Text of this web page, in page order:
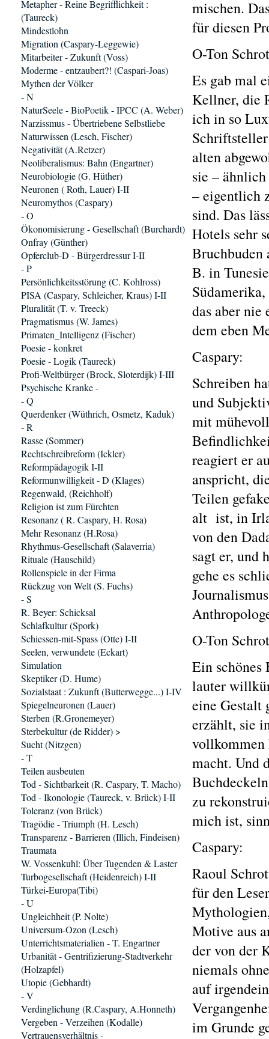
mischen.
für diesen
O-Ton
Es gab mal
Kellner, die
ich in so
alten
sie –
– eigentlich
sind. Das
Hotels sehr
Bruchbuden
B. in
das aber nie
dem eben
Caspary:
Schreiben
und
mit
reagiert er
anspricht,
Teilen
alt ist, in
von den
sagt er, und
gehe es
O-Ton
Ein schönes
lauter
eine Gestalt
erzählt, sie
macht. Und
zu
mich ist,
Caspary:
Raoul
für den
Motive aus
der von der
niemals
auf
im Grunde
Metapher - Reine Begrifflichkeit :
(Taureck)
Mindestlohn
Migration (Caspary-Leggewie)
Mitarbeiter - Zukunft (Voss)
Moderme - entzaubert?! (Caspari-Joas)
Mythen der Völker
- N
NaturSeele - BioPoetik - IPCC (A. Weber)
Narzissmus - Übertriebene Selbstliebe
Naturwissen (Lesch, Fischer)
Negativität (A.Retzer)
Neoliberalismus: Bahn (Engartner)
Neurobiologie (G. Hüther)
Neuronen ( Roth, Lauer) I-II
Neuromythos (Caspary)
- O
Ökonomisierung - Gesellschaft (Burchardt)
Onfray (Günther)
Opferclub-D - Bürgerdressur I-II
- P
Persönlichkeitsstörung (C. Kohlross)
PISA (Caspary, Schleicher, Kraus) I-II
Pluralität (T. v. Treeck)
Pragmatismus (W. James)
Primaten_Intelligenz (Fischer)
Poesie - konkret
Poesie - Logik (Taureck)
Profi-Weltbürger (Brock, Sloterdijk) I-III
Psychische Kranke -
- Q
Querdenker (Wüthrich, Osmetz, Kaduk)
- R
Rasse (Sommer)
Rechtschreibreform (Ickler)
Reformpädagogik I-II
Reformunwilligkeit - D (Klages)
Regenwald, (Reichholf)
Religion ist zum Fürchten
Resonanz ( R. Caspary, H. Rosa)
Mehr Resonanz (H.Rosa)
Rhythmus-Gesellschaft (Salaverria)
Rituale (Hauschild)
Rollenspiele in der Firma
Rückzug von Welt (S. Fuchs)
- S
R. Beyer: Schicksal
Schlafkultur (Spork)
Schiessen-mit-Spass (Otte) I-II
Seelen, verwundete (Eckart)
Simulation
Skeptiker (D. Hume)
Sozialstaat : Zukunft (Butterwegge...) I-IV
Spiegelneuronen (Lauer)
Sterben (R.Gronemeyer)
Sterbekultur (de Ridder) >
Sucht (Nitzgen)
- T
Teilen ausbeuten
Tod - Sichtbarkeit (R. Caspary, T. Macho)
Tod - Ikonologie (Taureck, v. Brück) I-II
Toleranz (von Brück)
Tragödie - Triumph (H. Lesch)
Transparenz - Barrieren (Illich, Findeisen)
Traumata
W. Vossenkuhl: Über Tugenden & Laster
Turbogesellschaft (Heidenreich) I-II
Türkei-Europa(Tibi)
- U
Ungleichheit (P. Nolte)
Universum-Ozon (Lesch)
Unterrichtsmaterialien - T. Engartner
Urbanität - Gentrifizierung-Stadtverkehr
(Holzapfel)
Utopie (Gebhardt)
- V
Verdinglichung (R.Caspary, A.Honneth)
Vergeben - Verzeihen (Kodalle)
Vertrauensverhältnis -